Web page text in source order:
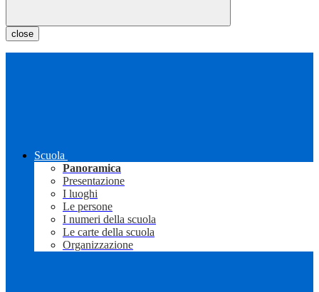
close
Scuola
Panoramica
Presentazione
I luoghi
Le persone
I numeri della scuola
Le carte della scuola
Organizzazione